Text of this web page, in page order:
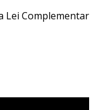
Lei Complementar